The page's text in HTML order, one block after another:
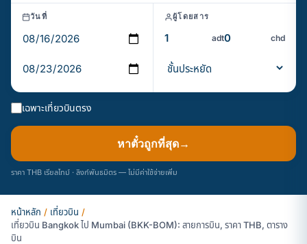
วันที่ ผู้โดยสาร
adt chd
เฉพาะเที่ยวบินตรง
หาตั๋วถูกที่สุด→
ราคา THB เรียลไทม์ · ลิงก์พันธมิตร — ไม่มีค่าใช้จ่ายเพิ่ม
หน้าหลัก / เที่ยวบิน /
เที่ยวบิน Bangkok ไป Mumbai (BKK-BOM): สายการบิน, ราคา THB, ตาราง
บิน